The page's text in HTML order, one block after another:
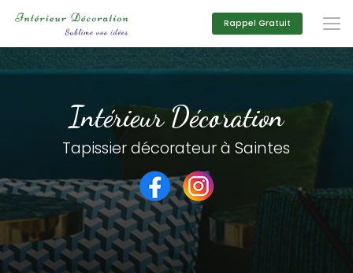
principal
Rappel Gratuit
Intérieur Décoration
Tapissier décorateur à Saintes